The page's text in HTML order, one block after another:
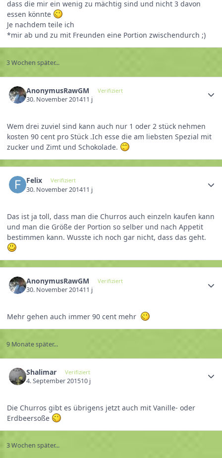
dass die mir ein wenig zu mächtig sind und nicht 3 davon
essen könnte
Je nachdem teile ich
*mir ab und zu mit Freunden eine Portion zwischendurch ;)
3 Wochen später...
AnonymusRawGM Verifiziert
30. November 201411 j
Wem drei zuviel sind kann auch nur 1 oder 2 stück nehmen
kosten 90 cent pro Stück .Ich esse die am liebsten Spezial mit
zucker und Zimt und Schokolade.
Felix Verifiziert
30. November 201411 j
Das ist ja toll, dass man die Churros auch einzeln kaufen kann
und man die Größe der Portion so selber und nach Appetit
bestimmen kann. Wusste ich noch gar nicht, dass das geht.
AnonymusRawGM Verifiziert
30. November 201411 j
Mehr gehen auch immer 90 cent mehr
9 Monate später...
Shalimar Verifiziert
4. September 201510 j
Die Churros gibt es übrigens jetzt auch mit Vanille- oder
Erdbeersoße
3 Wochen später...